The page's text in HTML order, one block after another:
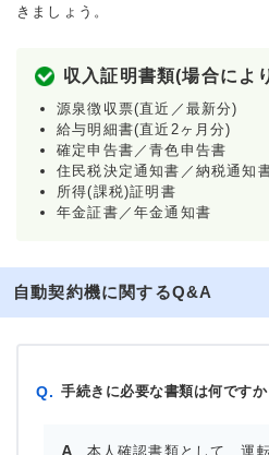
きましょう。
収入証明書類(場合によ
源泉徴収票(直近／最新分)
給与明細書(直近2ヶ月分)
確定申告書／青色申告書
住民税決定通知書／納税通知
所得(課税)証明書
年金証書／年金通知書
自動契約機に関するQ&A
Q. 手続きに必要な書類は何ですか
本人確認書類として、運